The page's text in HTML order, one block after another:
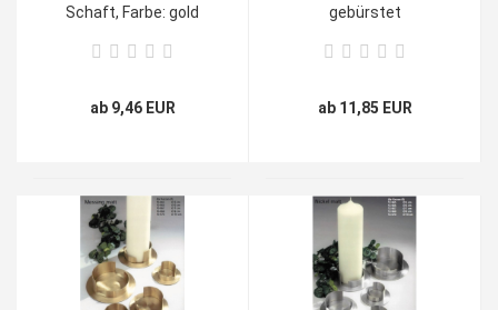
Schaft, Farbe: gold
ab 9,46 EUR
gebürstet
ab 11,85 EUR